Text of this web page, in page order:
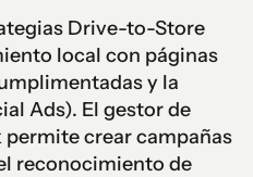
Drive-to-Store
local con páginas
y la
Ads). El gestor de
crear campañas
reconocimiento de